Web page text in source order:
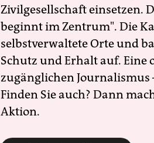
Zivilgesellschaft einsetzen.
beginnt im Zentrum". Die
selbstverwaltete Orte und
Schutz und Erhalt auf. Eine
zugänglichen Journalismus
Finden Sie auch? Dann
Aktion.